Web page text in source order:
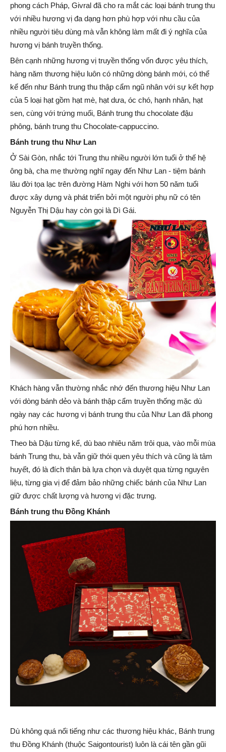
phong cách Pháp, Givral đã cho ra mắt các loại bánh trung thu
với nhiều hương vị đa dạng hơn phù hợp với nhu cầu của
nhiều người tiêu dùng mà vẫn không làm mất đi ý nghĩa của
hương vị bánh truyền thống.
Bên cạnh những hương vị truyền thống vốn được yêu thích,
hàng năm thương hiệu luôn có những dòng bánh mới, có thể
kể đến như Bánh trung thu thập cẩm ngũ nhân với sự kết hợp
của 5 loại hạt gồm hạt mè, hạt dưa, óc chó, hạnh nhân, hạt
sen, cùng với trứng muối, Bánh trung thu chocolate đậu
phông, bánh trung thu Chocolate-cappuccino.
Bánh trung thu Như Lan
Ở Sài Gòn, nhắc tới Trung thu nhiều người lớn tuổi ở thế hệ
ông bà, cha mẹ thường nghĩ ngay đến Như Lan - tiệm bánh
lâu đời tọa lạc trên đường Hàm Nghi với hơn 50 năm tuổi
được xây dựng và phát triển bởi một người phụ nữ có tên
Nguyễn Thị Dậu hay còn gọi là Dì Gái.
Khách hàng vẫn thường nhắc nhớ đến thương hiệu Như Lan
với dòng bánh dẻo và bánh thập cẩm truyền thống mặc dù
ngày nay các hương vị bánh trung thu của Như Lan đã phong
phú hơn nhiều.
Theo bà Dậu từng kể, dù bao nhiêu năm trôi qua, vào mỗi mùa
bánh Trung thu, bà vẫn giữ thói quen yêu thích và cũng là tâm
huyết, đó là đích thân bà lựa chọn và duyệt qua từng nguyên
liệu, từng gia vị để đảm bảo những chiếc bánh của Như Lan
giữ được chất lượng và hương vị đặc trưng.
Bánh trung thu Đồng Khánh
Dù không quá nổi tiếng như các thương hiệu khác, Bánh trung
thu Đồng Khánh (thuộc Saigontourist) luôn là cái tên gần gũi